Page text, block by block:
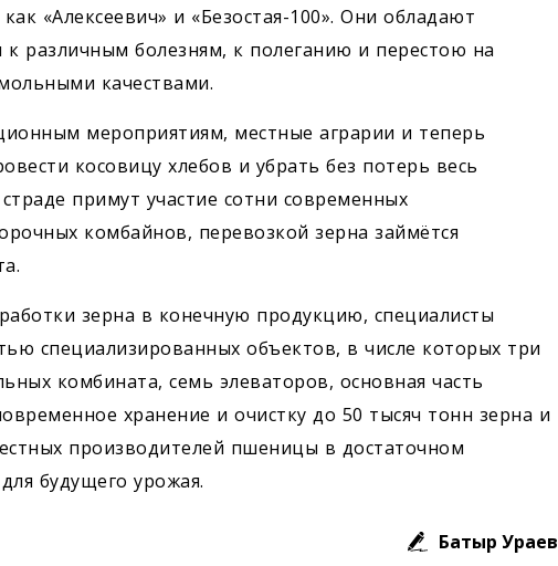
«Алексеевич» и «Безостая-100». Они обладают
различным болезням, к полеганию и перестою на
качествами.
мероприятиям, местные аграрии и теперь
косовицу хлебов и убрать без потерь весь
примут участие сотни современных
комбайнов, перевозкой зерна займётся
зерна в конечную продукцию, специалисты
специализированных объектов, в числе которых три
комбината, семь элеваторов, основная часть
хранение и очистку до 50 тысяч тонн зерна и
производителей пшеницы в достаточном
будущего урожая.
Батыр Ураев